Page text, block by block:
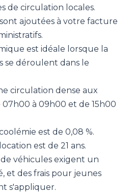
de circulation locales.
ajoutées à votre facture
est idéale lorsque la
se déroulent dans le
circulation dense aux
à 09h00 et de 15h00
est de 0,08 %.
est de 21 ans.
véhicules exigent un
et des frais pour jeunes
s'appliquer.